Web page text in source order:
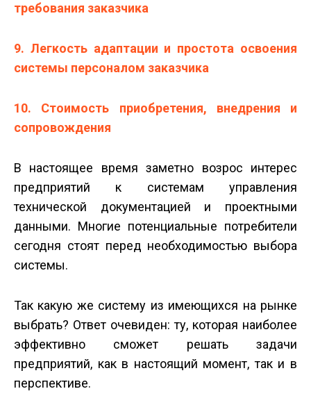
требования заказчика
9. Легкость адаптации и простота освоения
системы персоналом заказчика
10. Стоимость приобретения, внедрения и
сопровождения
В настоящее время заметно возрос интерес
предприятий к системам управления
технической документацией и проектными
данными. Многие потенциальные потребители
сегодня стоят перед необходимостью выбора
системы.
Так какую же систему из имеющихся на рынке
выбрать? Ответ очевиден: ту, которая наиболее
эффективно сможет решать задачи
предприятий, как в настоящий момент, так и в
перспективе.